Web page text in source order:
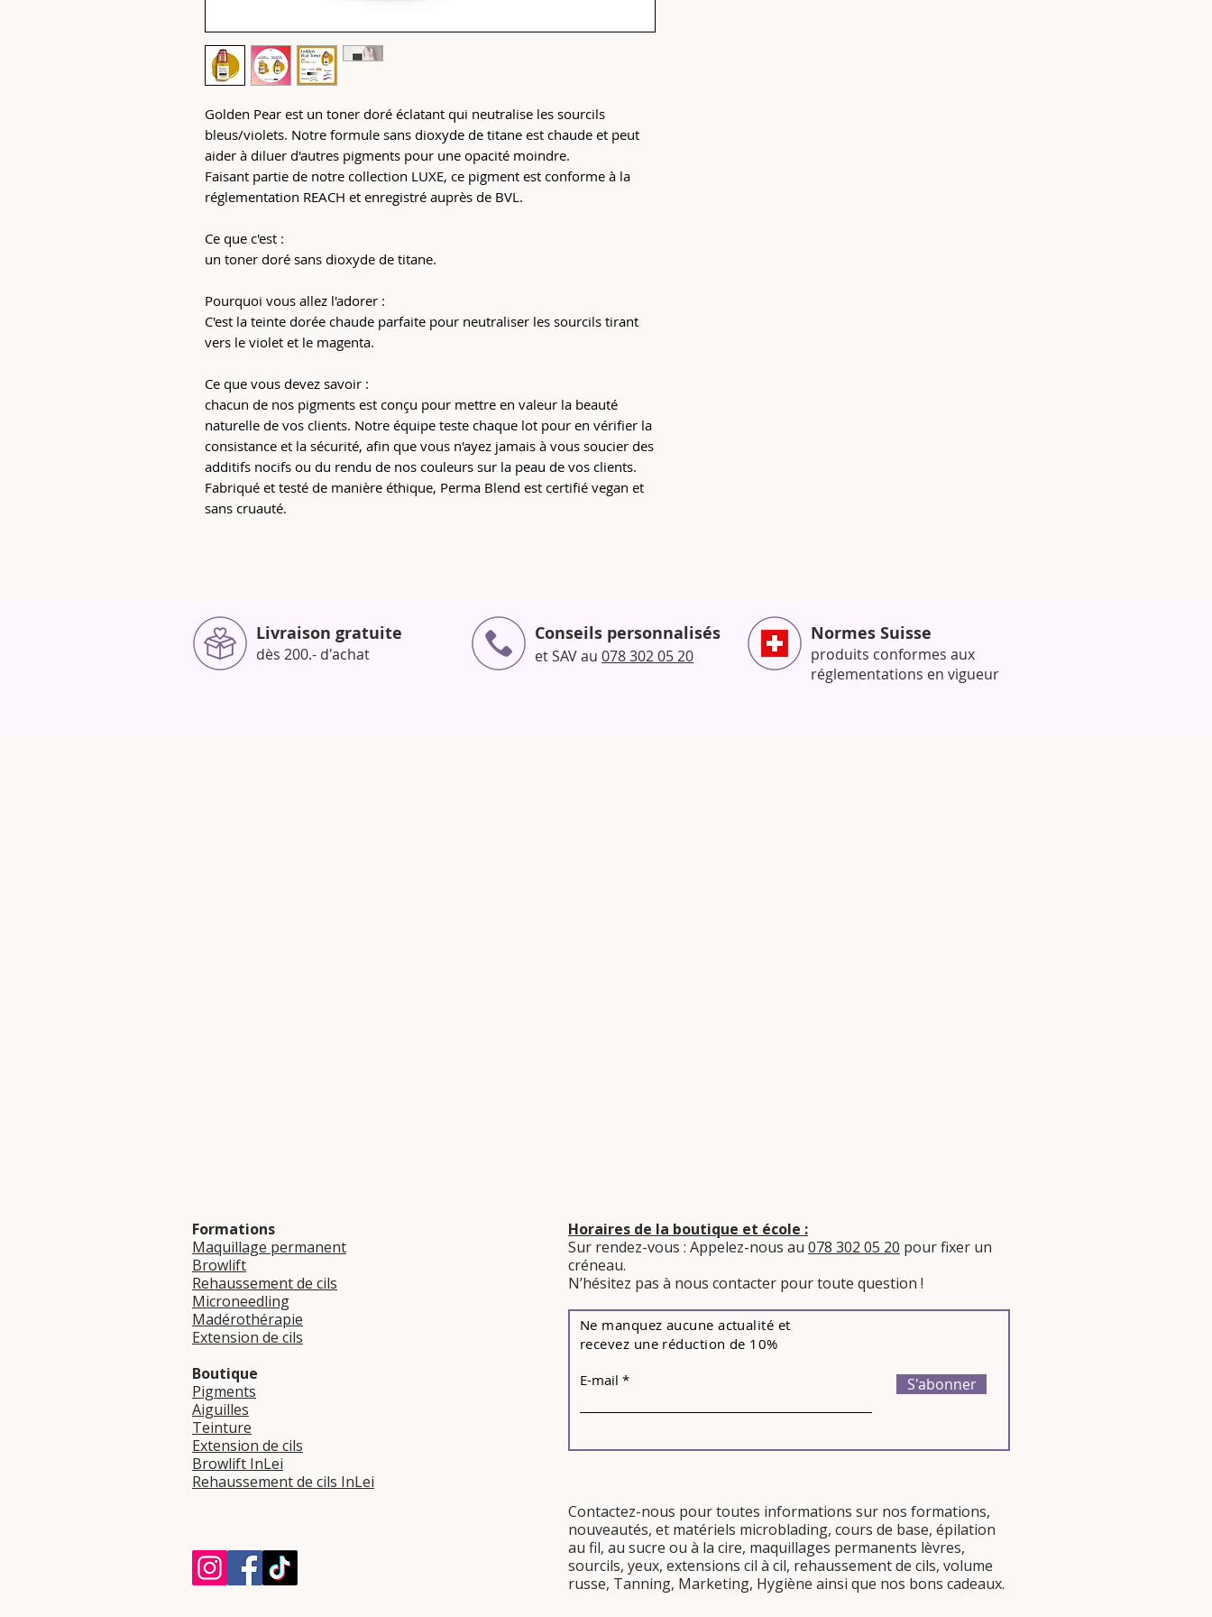
Golden Pear est un toner doré éclatant qui neutralise les sourcils
bleus/violets. Notre formule sans dioxyde de titane est chaude et peut
aider à diluer d'autres pigments pour une opacité moindre.
Faisant partie de notre collection LUXE, ce pigment est conforme à la
réglementation REACH et enregistré auprès de BVL.
Ce que c'est :
un toner doré sans dioxyde de titane.
Pourquoi vous allez l'adorer :
C'est la teinte dorée chaude parfaite pour neutraliser les sourcils tirant
vers le violet et le magenta.
Ce que vous devez savoir :
chacun de nos pigments est conçu pour mettre en valeur la beauté
naturelle de vos clients. Notre équipe teste chaque lot pour en vérifier la
consistance et la sécurité, afin que vous n'ayez jamais à vous soucier des
additifs nocifs ou du rendu de nos couleurs sur la peau de vos clients.
Fabriqué et testé de manière éthique, Perma Blend est certifié vegan et
sans cruauté.
Livraison gratuite
dès 200.- d'achat
Conseils personnalisés
et SAV au 078 302 05 20
Normes Suisse
produits conformes aux
réglementations en vigueur
Formations
Maquillage permanent
Browlift
Rehaussement de cils
Microneedling
Madérothérapie
Extension de cils
Boutique
Pigments
Aiguilles
Teinture
Extension de cils
Browlift InLei
Rehaussement de cils InLei
Horaires de la boutique et école :
Sur rendez-vous : Appelez-nous au 078 302 05 20 pour fixer un
créneau.
​N’hésitez pas à nous contacter pour toute question !​
Ne manquez aucune actualité et
recevez une réduction de 10%
E-mail
S'abonner
Contactez-nous pour toutes informations sur nos formations,
nouveautés, et matériels microblading, cours de base, épilation
au fil, au sucre ou à la cire, maquillages permanents lèvres,
sourcils, yeux, extensions cil à cil, rehaussement de cils, volume
russe, Tanning, Marketing, Hygiène ainsi que nos bons cadeaux.